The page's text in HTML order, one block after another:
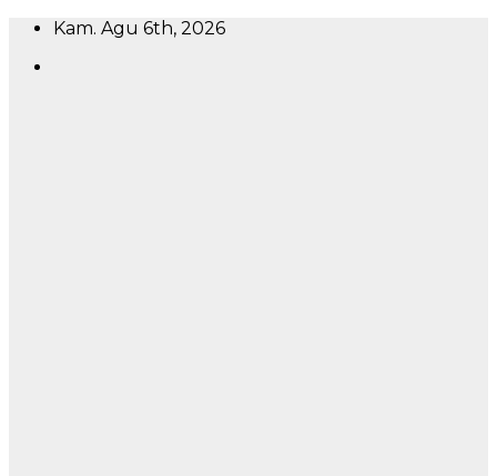
Skip
content
Kam. Agu 6th, 2026